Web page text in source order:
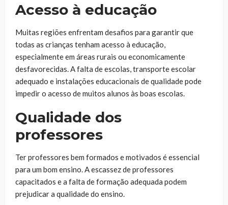
Acesso à educação
Muitas regiões enfrentam desafios para garantir que
todas as crianças tenham acesso à educação,
especialmente em áreas rurais ou economicamente
desfavorecidas. A falta de escolas, transporte escolar
adequado e instalações educacionais de qualidade pode
impedir o acesso de muitos alunos às boas escolas.
Qualidade dos
professores
Ter professores bem formados e motivados é essencial
para um bom ensino. A escassez de professores
capacitados e a falta de formação adequada podem
prejudicar a qualidade do ensino.